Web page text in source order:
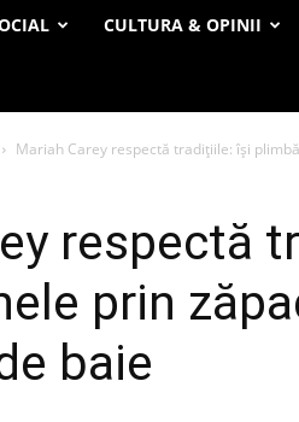
CULTURA & OPINII
Mariah Carey respectă tradițiile: își
respectă
prin
baie